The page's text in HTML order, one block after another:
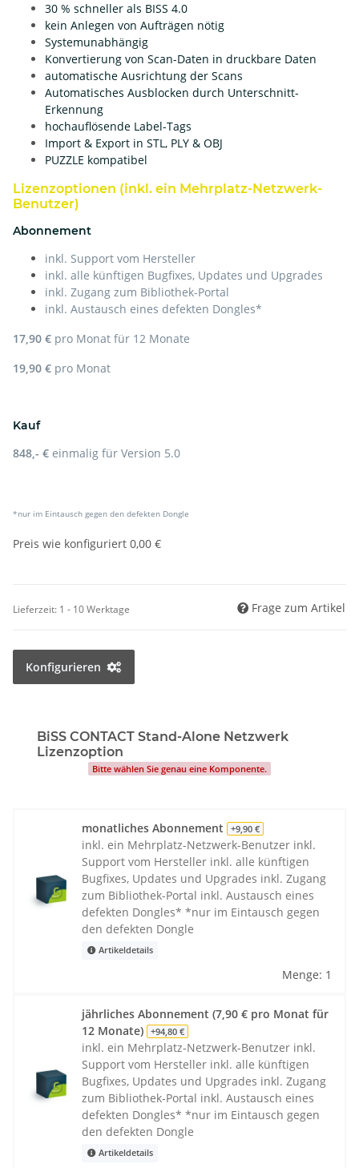
30 % schneller als BISS 4.0
kein Anlegen von Aufträgen nötig
Systemunabhängig
Konvertierung von Scan-Daten in druckbare Daten
automatische Ausrichtung der Scans
Automatisches Ausblocken durch Unterschnitt-
Erkennung
hochauflösende Label-Tags
Import & Export in STL, PLY & OBJ
PUZZLE kompatibel
Lizenzoptionen (inkl. ein Mehrplatz-Netzwerk-
Benutzer)
Abonnement
inkl. Support vom Hersteller
inkl. alle künftigen Bugfixes, Updates und Upgrades
inkl. Zugang zum Bibliothek-Portal
inkl. Austausch eines defekten Dongles*
17,90 € pro Monat für 12 Monate
19,90 € pro Monat
Kauf
848,- € einmalig für Version 5.0
*nur im Eintausch gegen den defekten Dongle
Preis wie konfiguriert 0,00 €
Lieferzeit: 1 - 10 Werktage Frage zum Artikel
Konfigurieren
BiSS CONTACT Stand-Alone Netzwerk
Lizenzoption
Bitte wählen Sie genau eine Komponente.
monatliches Abonnement +9,90 €
inkl. ein Mehrplatz-Netzwerk-Benutzer inkl.
Support vom Hersteller inkl. alle künftigen
Bugfixes, Updates und Upgrades inkl. Zugang
zum Bibliothek-Portal inkl. Austausch eines
defekten Dongles* *nur im Eintausch gegen
den defekten Dongle
Artikeldetails
Menge: 1
jährliches Abonnement (7,90 € pro Monat für
12 Monate)
+94,80 €
inkl. ein Mehrplatz-Netzwerk-Benutzer inkl.
Support vom Hersteller inkl. alle künftigen
Bugfixes, Updates und Upgrades inkl. Zugang
zum Bibliothek-Portal inkl. Austausch eines
defekten Dongles* *nur im Eintausch gegen
den defekten Dongle
Artikeldetails